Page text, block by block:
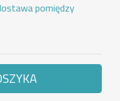
pomiędzy